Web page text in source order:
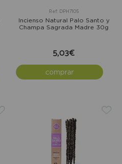
Ref: DPH7105
Incienso Natural Palo Santo y
Champa Sagrada Madre 30g
5,03€
comprar